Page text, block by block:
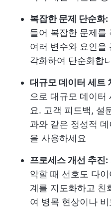
복잡한 문제 단순화:
들어 복잡한 문제를
여러 변수와 요인을
각화하여 단순화합
대규모 데이터 세트
으로 대규모 데이터
요. 고객 피드백, 설
과와 같은 정성적
을 사용하세요
프로세스 개선 추진:
악할 때 선호도 다
계를 지도화하고 친
여 병목 현상이나